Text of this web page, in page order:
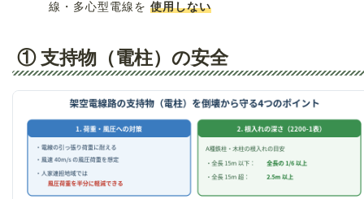
線・多心型電線を 使用しない
① 支持物（電柱）の安全